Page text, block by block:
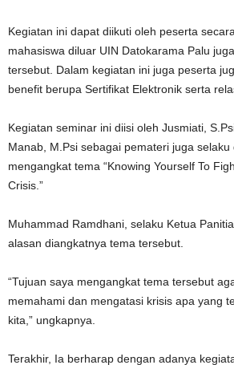
Kegiatan ini dapat diikuti oleh peserta
mahasiswa diluar UIN Datokarama Palu
tersebut. Dalam kegiatan ini juga peserta
benefit berupa Sertifikat Elektronik serta
Kegiatan seminar ini diisi oleh Jusmiati,
Manab, M.Psi sebagai pemateri juga
mengangkat tema “Knowing Yourself To
Crisis.”
Muhammad Ramdhani, selaku Ketua
alasan diangkatnya tema tersebut.
“Tujuan saya mengangkat tema tersebut
memahami dan mengatasi krisis apa yang
kita,” ungkapnya.
Terakhir, Ia berharap dengan adanya